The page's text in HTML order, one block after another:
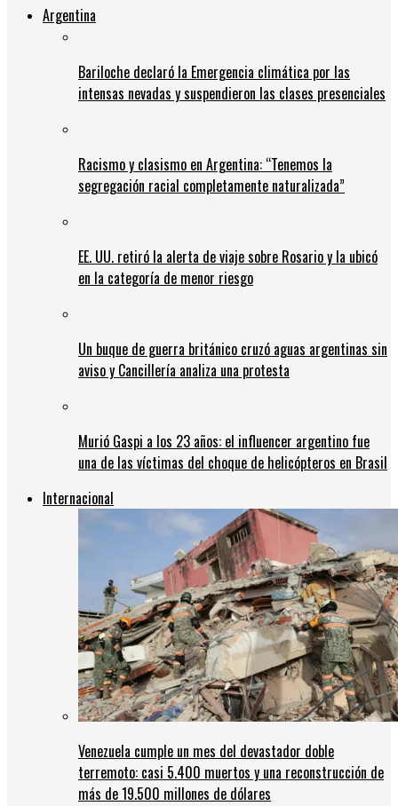
Argentina
Bariloche declaró la Emergencia climática por las
intensas nevadas y suspendieron las clases presenciales
Racismo y clasismo en Argentina: “Tenemos la
segregación racial completamente naturalizada”
EE. UU. retiró la alerta de viaje sobre Rosario y la ubicó
en la categoría de menor riesgo
Un buque de guerra británico cruzó aguas argentinas sin
aviso y Cancillería analiza una protesta
Murió Gaspi a los 23 años: el influencer argentino fue
una de las víctimas del choque de helicópteros en Brasil
Internacional
Venezuela cumple un mes del devastador doble
terremoto: casi 5.400 muertos y una reconstrucción de
más de 19.500 millones de dólares